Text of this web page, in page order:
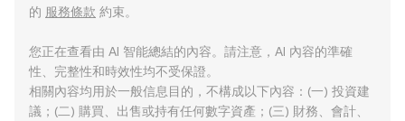
的 服務條款 約束。
您正在查看由 AI 智能總結的內容。請注意，AI 內容的準確
性、完整性和時效性均不受保證。
相關內容均用於一般信息目的，不構成以下內容：(一) 投資建
議；(二) 購買、出售或持有任何數字資產；(三) 財務、會計、